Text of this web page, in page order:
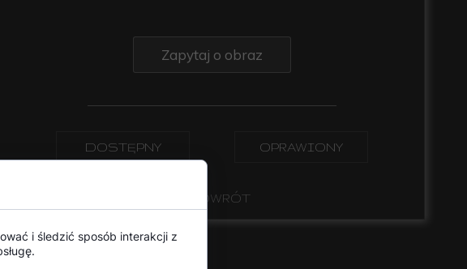
POWRÓT
Zapytaj o obraz
OPRAWIONY
DOSTĘPNY
i śledzić sposób interakcji z